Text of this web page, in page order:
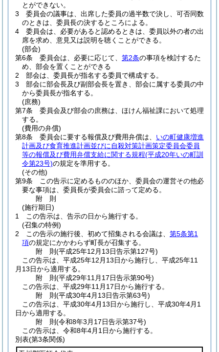
とができない。
3
委員会の議事は、出席した委員の過半数で決し、可否同数
のときは、委員長の決するところによる。
4
委員会は、必要があると認めるときは、委員以外の者の出
席を求め、意見又は説明を聴くことができる。
(部会)
第6条
委員会は、必要に応じて、 第2条の事項を検討するた
め、部会を置くことができる
2
部会は、委員長が指名する委員で構成する。
3
部会に部会長及び副部会長を置き、部会に属する委員の中
から委員長が指名する。
(庶務)
第7条
委員会及び部会の庶務は、ほけん福祉課において処理
する。
(費用の弁償)
第8条
委員会に要する報償及び費用弁償は、 いの町健康増進
計画及び食育推進計画並びに自殺対策計画策定委員会委員
等の報償及び費用弁償支給に関する規程(平成20年いの町訓
令第23号)の規定を準用する。
(その他)
第9条
この告示に定めるもののほか、委員会の運営その他必
要な事項は、委員長が委員会に諮って定める。
附 則
(施行期日)
1
この告示は、告示の日から施行する。
(召集の特例)
2
この告示の施行後、初めて招集される会議は、 第5条第1
項の規定にかかわらず町長が召集する。
附 則(平成25年12月13日告示第127号)
この告示は、平成25年12月13日から施行し、平成25年11
月13日から適用する。
附 則(平成29年11月17日告示第90号)
この告示は、平成29年11月17日から施行する。
附 則(平成30年4月13日告示第63号)
この告示は、平成30年4月13日から施行し、平成30年4月1
日から適用する。
附 則(令和8年3月17日告示第37号)
この告示は、令和8年4月1日から施行する。
別表(第3条関係)